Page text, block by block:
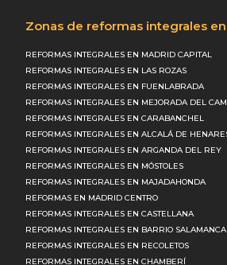
Zonas de reformas integrales
REFORMAS INTEGRALES EN MADRID CAPITAL
REFORMAS INTEGRALES EN LAS ROZAS
REFORMAS INTEGRALES EN FUENLABRADA
REFORMAS INTEGRALES EN MEJORADA DEL
REFORMAS INTEGRALES EN CARABANCHEL
REFORMAS INTEGRALES EN ALCALÁ DE
REFORMAS INTEGRALES EN ARGANDA DEL REY
REFORMAS INTEGRALES EN MÓSTOLES
REFORMAS INTEGRALES EN MAJADAHONDA
REFORMAS EN MADRID CENTRO
REFORMAS INTEGRALES EN CASTELLANA
REFORMAS INTEGRALES EN BARRIO SALAMANCA
REFORMAS INTEGRALES EN RECOLETOS
REFORMAS INTEGRALES EN CHAMBERÍ